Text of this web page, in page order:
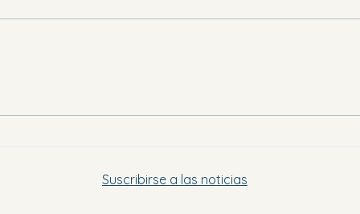
Suscribirse a las noticias